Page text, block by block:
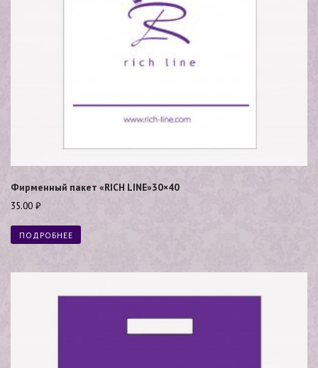
Фирменный пакет «RICH LINE»30×40
35.00 ₽
ПОДРОБНЕЕ